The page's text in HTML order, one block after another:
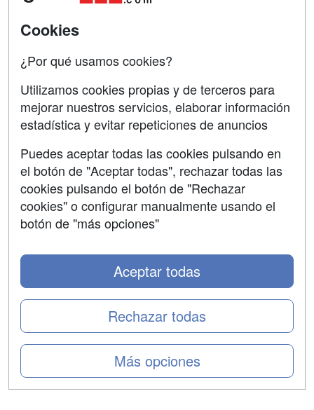
Contactar
Confidencialidad
Copyleft
SÍGUENOS EN:
Cookies
¿Por qué usamos cookies?
Utilizamos cookies propias y de terceros para
mejorar nuestros servicios, elaborar información
estadística y evitar repeticiones de anuncios
Puedes aceptar todas las cookies pulsando en
el botón de "Aceptar todas", rechazar todas las
cookies pulsando el botón de "Rechazar
cookies" o configurar manualmente usando el
botón de "más opciones"
Más opciones
Rechazar todas
Aceptar todas